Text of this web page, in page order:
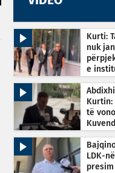
Kurti:
nuk
e
Kurtin:
të
LDK-